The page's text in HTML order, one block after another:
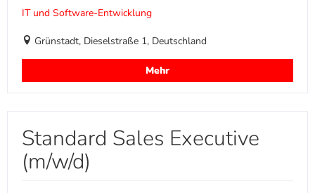
IT und Software-Entwicklung
Grünstadt, Dieselstraße 1, Deutschland
Mehr
Standard Sales Executive
(m/w/d)